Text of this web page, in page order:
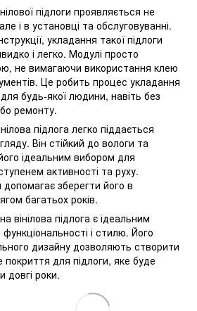
підлоги проявляється не
і в установці та обслуговуванні.
укладання такої підлоги
і легко. Модулі просто
не вимагаючи використання клею
Це робить процес укладання
будь-якої людини, навіть без
ремонту.
підлога легко піддається
Він стійкий до вологи та
ідеальним вибором для
активності та руху.
зберегти його в
багатьох років.
вінілова підлога є ідеальним
і стилю. Його
дизайну дозволяють створити
покриття для підлоги, яке буде
довгі роки.